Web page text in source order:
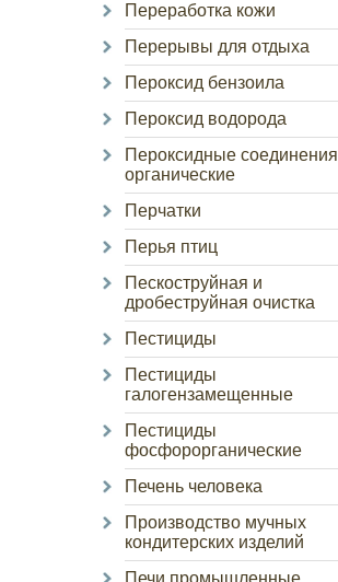
Переработка кожи
Перерывы для отдыха
Пероксид бензоила
Пероксид водорода
Пероксидные соединения
органические
Перчатки
Перья птиц
Пескоструйная и
дробеструйная очистка
Пестициды
Пестициды
галогензамещенные
Пестициды
фосфорорганические
Печень человека
Производство мучных
кондитерских изделий
Печи промышленные